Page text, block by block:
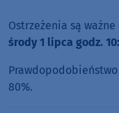
Ostrzeżenia są ważne
środy 1 lipca godz.
80%.